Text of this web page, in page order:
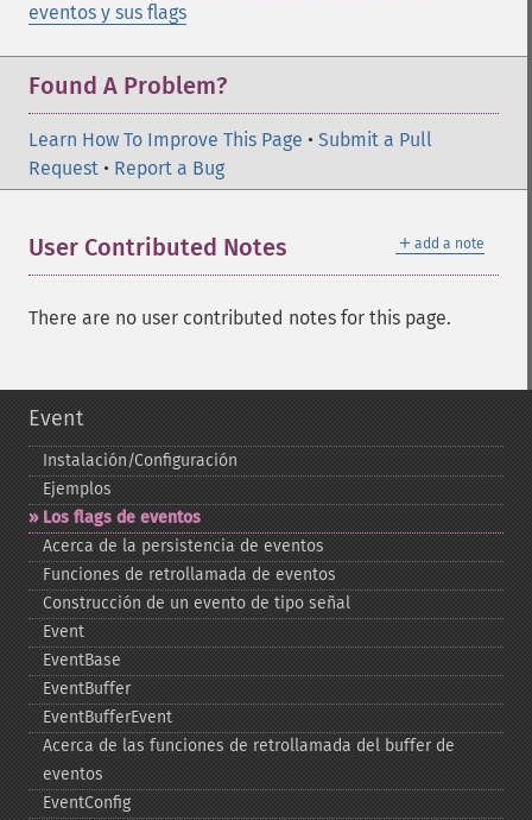
eventos y sus flags
Found A Problem?
Learn How To Improve This Page • Submit a Pull
Request • Report a Bug
＋ add a note
User Contributed Notes
There are no user contributed notes for this page.
Event
Instalación/Configuración
Ejemplos
Los flags de eventos
Acerca de la persistencia de eventos
Funciones de retrollamada de eventos
Construcción de un evento de tipo señal
Event
EventBase
EventBuffer
EventBufferEvent
Acerca de las funciones de retrollamada del buffer de
eventos
EventConfig